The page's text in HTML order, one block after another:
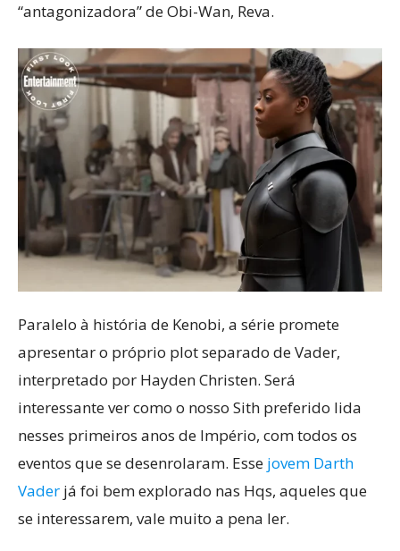
“antagonizadora” de Obi-Wan, Reva.
Paralelo à história de Kenobi, a série promete
apresentar o próprio plot separado de Vader,
interpretado por Hayden Christen. Será
interessante ver como o nosso Sith preferido lida
nesses primeiros anos de Império, com todos os
eventos que se desenrolaram. Esse jovem Darth
Vader já foi bem explorado nas Hqs, aqueles que
se interessarem, vale muito a pena ler.